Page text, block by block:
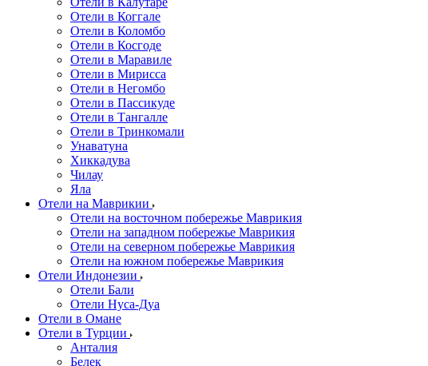
Отели в Коггале
Отели в Коломбо
Отели в Косгоде
Отели в Маравиле
Отели в Мирисса
Отели в Негомбо
Отели в Пассикуде
Отели в Тангалле
Отели в Тринкомали
Унаватуна
Хиккадува
Чилау
Яла
Отели на Маврикии
Отели на восточном побережье Маврикия
Отели на западном побережье Маврикия
Отели на северном побережье Маврикия
Отели на южном побережье Маврикия
Отели Индонезии
Отели Бали
Отели Нуса-Дуа
Отели в Омане
Отели в Турции
Анталия
Белек